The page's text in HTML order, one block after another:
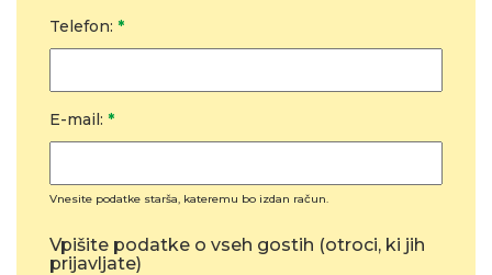
Telefon: *
E-mail: *
Vnesite podatke starša, kateremu bo izdan račun.
Vpišite podatke o vseh gostih (otroci, ki jih
prijavljate)